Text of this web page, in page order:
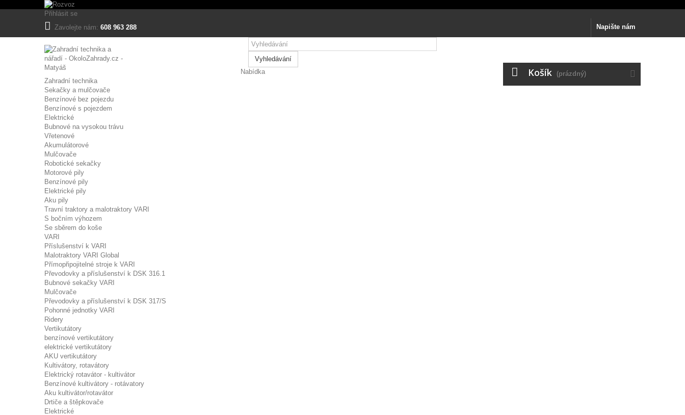
Tento eshop používá k poskytování služeb, personalizaci reklam a analýze návštěvnosti soubory cookie.
Více informací
Nezbytně nutné cookies
Přihlásit se
Napište nám
Zavolejte nám: 608 963 288
Vyhledávání
Košík (prázdný)
Nabídka
Zahradní technika
Sekačky a mulčovače
Benzínové bez pojezdu
Benzínové s pojezdem
Elektrické
Bubnové na vysokou trávu
Vřetenové
Akumulátorové
Mulčovače
Robotické sekačky
Motorové pily
Benzínové pily
Elektrické pily
Aku pily
Travní traktory a malotraktory VARI
S bočním výhozem
Se sběrem do koše
VARI
Příslušenství k VARI
Malotraktory VARI Global
Přímopřipojitelné stroje k VARI
Převodovky a příslušenství k DSK 316.1
Bubnové sekačky VARI
Mulčovače
Převodovky a příslušenství k DSK 317/S
Pohonné jednotky VARI
Ridery
Vertikutátory
benzínové vertikutátory
elektrické vertikutátory
AKU vertikutátory
Kultivátory, rotavátory
Elektrický rotavátor - kultivátor
Benzínové kultivátory - rotávatory
Aku kultivátor/rotavátor
Drtiče a štěpkovače
Elektrické